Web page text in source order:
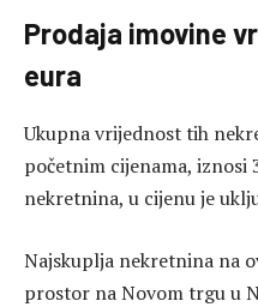
Prodaja imovine
eura
Ukupna vrijednost tih
početnim cijenama, iznosi
nekretnina, u cijenu je
Najskuplja nekretnina na
prostor na Novom trgu u